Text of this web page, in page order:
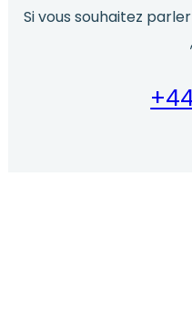
Si vous souhaitez